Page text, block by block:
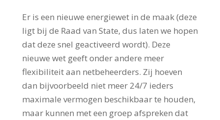
Er is een nieuwe energiewet in de maak (deze
ligt bij de Raad van State, dus laten we hopen
dat deze snel geactiveerd wordt). Deze
nieuwe wet geeft onder andere meer
flexibiliteit aan netbeheerders. Zij hoeven
dan bijvoorbeeld niet meer 24/7 ieders
maximale vermogen beschikbaar te houden,
maar kunnen met een groep afspreken dat